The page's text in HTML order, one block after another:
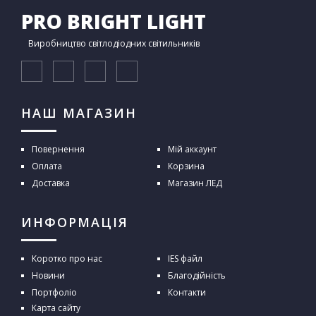
PRO BRIGHT LIGHT
Виробництво світлодіодних світильників
НАШ МАГАЗИН
Повернення
Оплата
Доставка
Мій аккаунт
Корзина
Магазин ЛЕД
ИНФОРМАЦІЯ
Коротко про нас
Новини
Портфоліо
IES файл
Благодійність
Контакти
Карта сайту